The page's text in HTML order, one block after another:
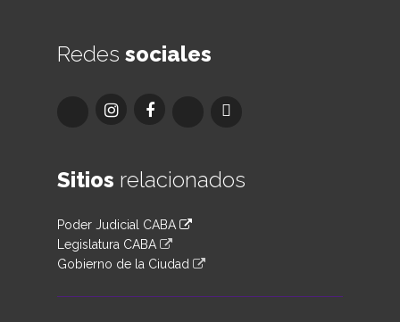
Redes sociales
Sitios relacionados
Poder Judicial CABA
Legislatura CABA
Gobierno de la Ciudad